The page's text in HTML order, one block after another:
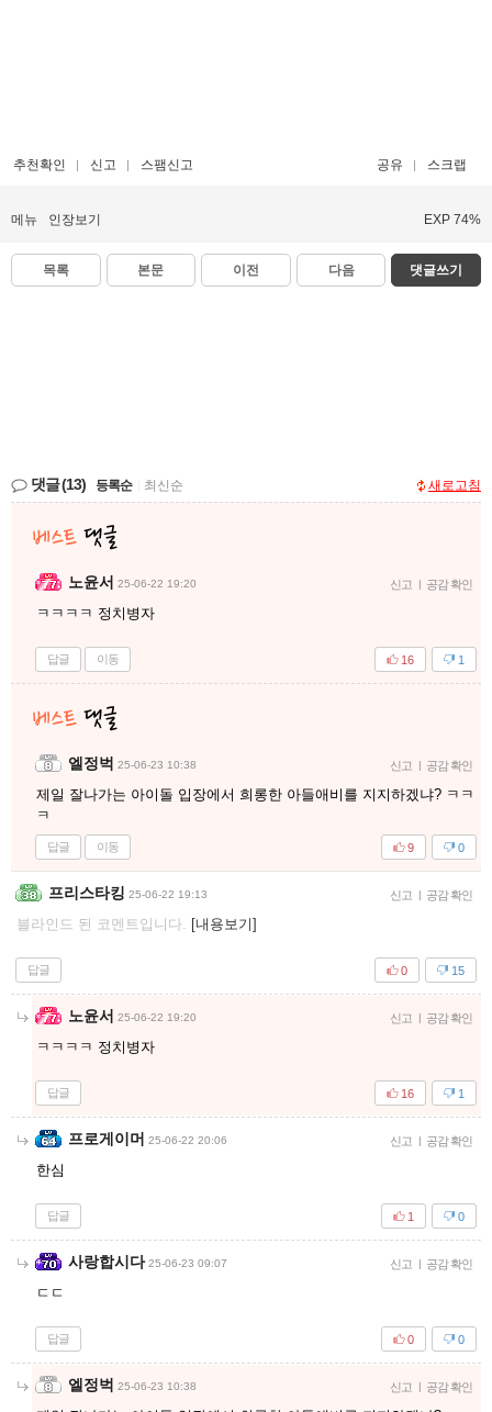
추천확인 신고 스팸신고 공유 스크랩
메뉴 인장보기 EXP 74%
목록 본문 이전 다음 댓글쓰기
댓글(13) 등록순 최신순 새로고침
노윤서 25-06-22 19:20 신고 공감 확인
ㅋㅋㅋㅋ 정치병자
답글 이동 1
16
엘정벅 25-06-23 10:38 신고 공감 확인
제일 잘나가는 아이돌 입장에서 희롱한 아들애비를 지지하겠냐? ㅋㅋ
ㅋ
답글 이동 0
9
프리스타킹 25-06-22 19:13 신고 공감 확인
블라인드 된 코멘트입니다. [내용보기]
답글 15
0
노윤서 25-06-22 19:20 신고 공감 확인
ㅋㅋㅋㅋ 정치병자
답글 1
16
프로게이머 25-06-22 20:06 신고 공감 확인
한심
답글 0
1
사랑합시다 25-06-23 09:07 신고 공감 확인
ㄷㄷ
답글 0
0
엘정벅 25-06-23 10:38 신고 공감 확인